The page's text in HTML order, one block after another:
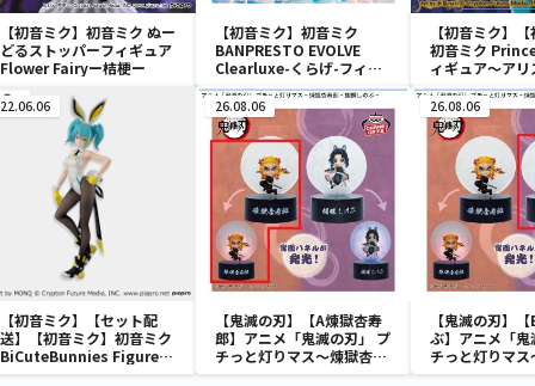
【初音ミク】初音ミク ぬー
どるストッパーフィギュア
Flower Fairyー桔梗ー
【初音ミク】初音ミク
BANPRESTO EVOLVE
Clearluxe-くらげ-フィギ
ュア
【初音ミク】
初音ミク
ィギュア～ア
22.06.06
【初音ミク】【セット配
送】【初音ミク】初音ミク
BiCuteBunnies Figure－
ストリートver.－
26.08.06
【鬼滅の刃】【A煉獄杏寿
郎】アニメ「鬼滅の刃」 プ
チっと灯りマス～煉獄杏寿
郎・胡蝶しのぶ～
26.08.06
【鬼滅の刃】
ぶ】アニメ「鬼
チっと灯りマ
郎・胡蝶しのぶ